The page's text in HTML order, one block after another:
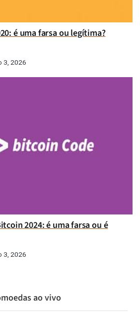
é uma farsa ou legítima?
3, 2026
2024: é uma farsa ou é
3, 2026
ao vivo